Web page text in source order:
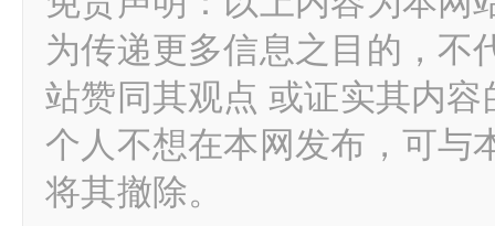
为传递更多信息之目的，不
站赞同其观点 或证实其内
个人不想在本网发布，可与
将其撤除。